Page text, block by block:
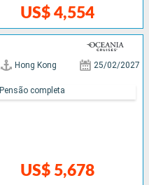
US$ 4,554
Hong Kong 25/02/2027
US$ 5,678
Pensão completa